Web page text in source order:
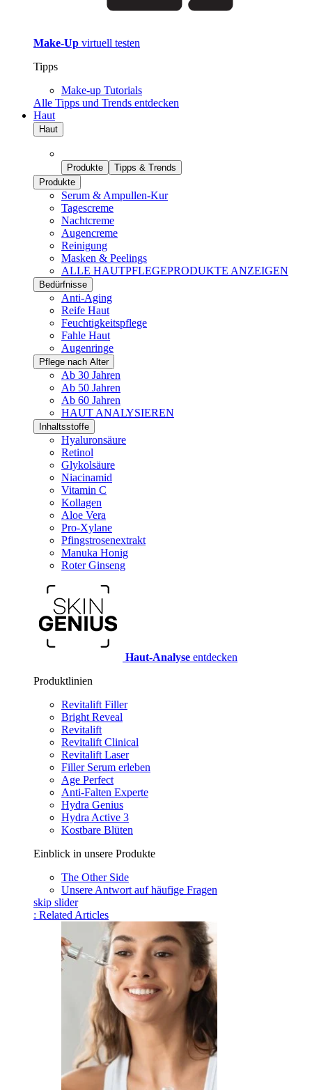
Make-Up virtuell testen
Tipps
Make-up Tutorials
Alle Tipps und Trends entdecken
Haut
Haut
Produkte
Tipps & Trends
Produkte
Serum & Ampullen-Kur
Tagescreme
Nachtcreme
Augencreme
Reinigung
Masken & Peelings
ALLE HAUTPFLEGEPRODUKTE ANZEIGEN
Bedürfnisse
Anti-Aging
Reife Haut
Feuchtigkeitspflege
Fahle Haut
Augenringe
Pflege nach Alter
Ab 30 Jahren
Ab 50 Jahren
Ab 60 Jahren
HAUT ANALYSIEREN
Inhaltsstoffe
Hyaluronsäure
Retinol
Glykolsäure
Niacinamid
Vitamin C
Kollagen
Aloe Vera
Pro-Xylane
Pfingstrosenextrakt
Manuka Honig
Roter Ginseng
Haut-Analyse entdecken
Produktlinien
Revitalift Filler
Bright Reveal
Revitalift
Revitalift Clinical
Revitalift Laser
Filler Serum erleben
Age Perfect
Anti-Falten Experte
Hydra Genius
Hydra Active 3
Kostbare Blüten
Einblick in unsere Produkte
The Other Side
Unsere Antwort auf häufige Fragen
skip slider
: Related Articles